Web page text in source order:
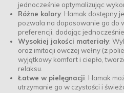
jednocześnie optymalizując
Różne kolory: Hamak dostępny
pozwala na dopasowanie go do
preferencji, dodając
Wysokiej jakości materiały:
oraz imitacji owczej wełny (z
wyjątkowy komfort i ciepło,
relaksu.
Łatwe w pielęgnacji: Hamak
utrzymanie go w czystości i